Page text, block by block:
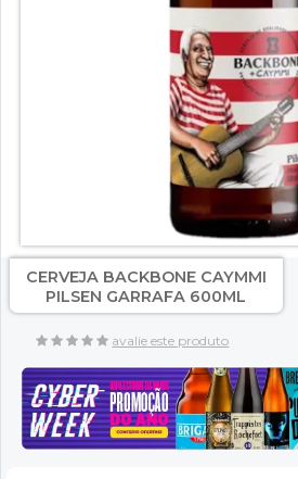
CERVEJA BACKBONE CAYMMI
PILSEN GARRAFA 600ML
avalie este produto